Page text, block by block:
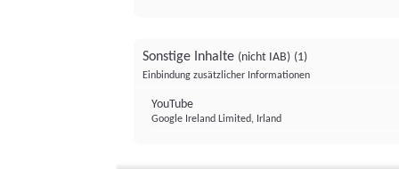
Sonstige Inhalte (nicht IAB) (1)
Einbindung zusätzlicher Informationen
YouTube
Google Ireland Limited, Irland